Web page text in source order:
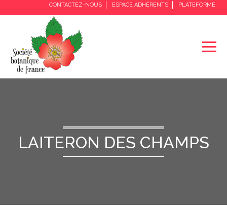
CONTACTEZ-NOUS ESPACE ADHÉRENTS PLATEFORME
LAITERON DES CHAMPS